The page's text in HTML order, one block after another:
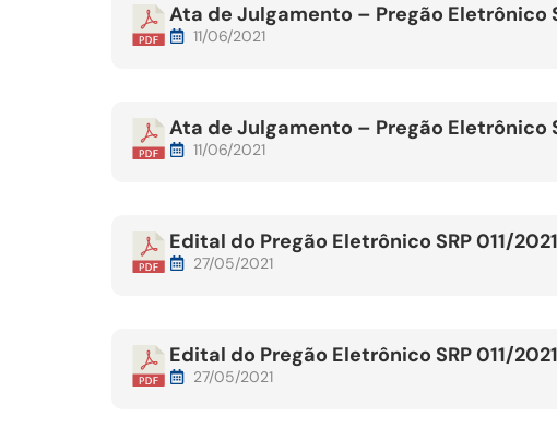
Ata de Julgamento – Pregão Eletrônico
11/06/2021
Ata de Julgamento – Pregão Eletrônico
11/06/2021
Edital do Pregão Eletrônico SRP 011/2021
27/05/2021
Edital do Pregão Eletrônico SRP 011/2021
27/05/2021